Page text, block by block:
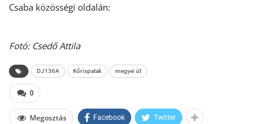
Csaba közösségi oldalán:
Fotó: Csedő Attila
DJ136A Kőrispatak megyei út
0
Megosztás Facebook Twitter